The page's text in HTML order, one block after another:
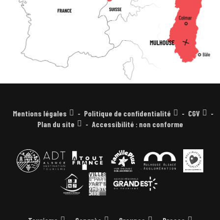
Mentions légales Politique de confidentialité
CGV
Plan du site
Accessibilité : non conforme